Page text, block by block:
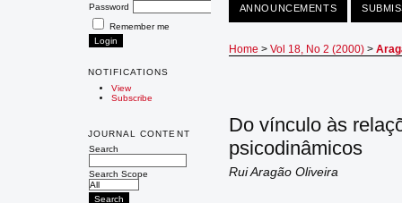
Password
Remember me
NOTIFICATIONS
View
Subscribe
JOURNAL CONTENT
Search
Search Scope
ANNOUNCEMENTS
Home > Vol 18, No 2 (2000)>
Do vínculo às
psicodinâmicos
Rui Aragão Oliveira